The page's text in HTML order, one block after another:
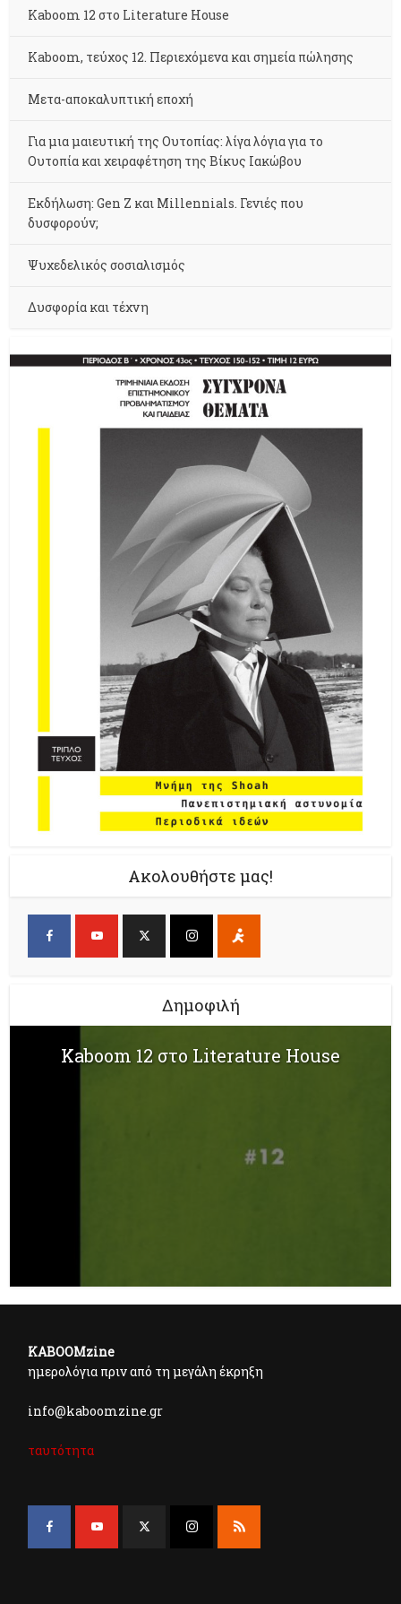
Kaboom 12 στο Literature House
Kaboom, τεύχος 12. Περιεχόμενα και σημεία πώλησης
Μετα-αποκαλυπτική εποχή
Για μια μαιευτική της Ουτοπίας: λίγα λόγια για το
Ουτοπία και χειραφέτηση της Βίκυς Ιακώβου
Εκδήλωση: Gen Z και Millennials. Γενιές που
δυσφορούν;
Ψυχεδελικός σοσιαλισμός
Δυσφορία και τέχνη
Ακολουθήστε μας!
Δημοφιλή
Kaboom 12 στο Literature House
KABOOMzine
ημερολόγια πριν από τη μεγάλη έκρηξη
info@kaboomzine.gr
ταυτότητα